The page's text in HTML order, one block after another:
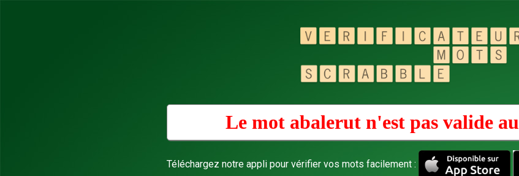
Le mot abalerut n'est pas valide au
Téléchargez notre appli pour vérifier vos mots facilement :